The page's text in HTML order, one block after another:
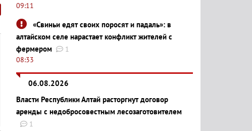
09:11
«Свиньи едят своих поросят и падаль»: в
алтайском селе нарастает конфликт жителей с
фермером
1
08:33
06.08.2026
Власти Республики Алтай расторгнут договор
аренды с недобросовестным лесозаготовителем
1